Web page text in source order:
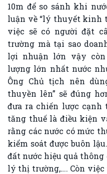
10m để so sánh khi
luận về “lý thuyết kinh
việc sẽ có người đặt
trường mà tại sao
lợi nhuận lớn vậy còn
lượng lớn nhất nước
Ông Chủ tịch nên
thuyền lên” sẽ đúng
đưa ra chiến lược cạnh
tăng thuế là điều kiện
rằng các nước có mức
kiểm soát được buôn
đất nước hiệu quả thông
lý thị trường,…. Còn